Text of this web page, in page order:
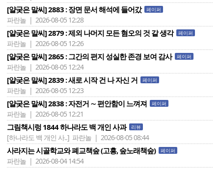
[얄궂은 말씨] 2883 : 장면 문서 해석에 들어갔 페이퍼
파란놀 | 2026-08-05 12:28
[얄궂은 말씨] 2879 : 제외 나머지 모든 혐오의 것 같 생각 페이퍼
파란놀 | 2026-08-05 12:26
[얄궂은 말씨] 2865 : 그간의 편지 성실한 존경 보여 감사 페이퍼
파란놀 | 2026-08-05 12:24
[얄궂은 말씨] 2839 : 새로 시작 건 나 자신 거 페이퍼
파란놀 | 2026-08-05 12:23
[얄궂은 말씨] 2838 : 자전거 ∼ 편안함이 느껴져 페이퍼
파란놀 | 2026-08-05 12:21
그림책시렁 1844 하나라도 백 개인 사과 리뷰
[하나라도 백 개인 사..] 파란놀 | 2026-08-05 08:44
사라지는 시골학교와 폐교책숲 (고흥, 숲노래책숲) 페이퍼
파란놀 | 2026-08-04 14:54